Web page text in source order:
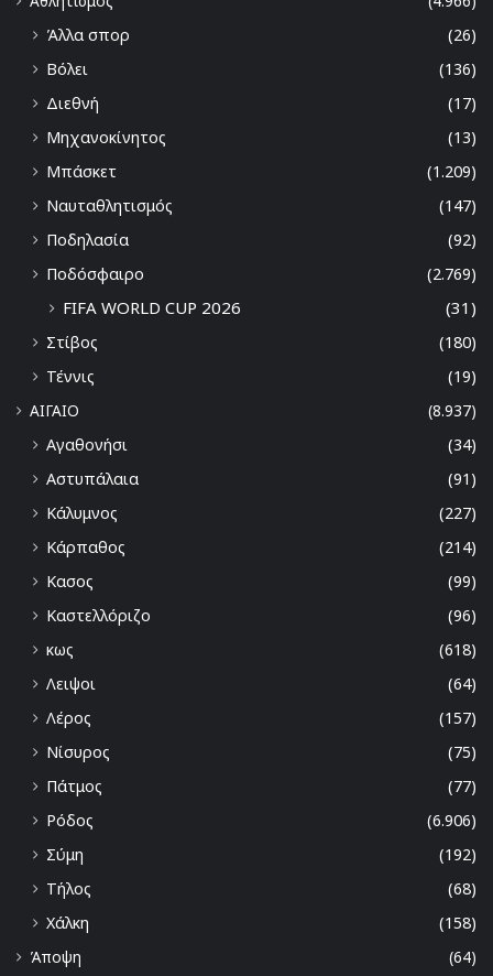
Άλλα σπορ
(26)
Βόλει
(136)
Διεθνή
(17)
Μηχανοκίνητος
(13)
Μπάσκετ
(1.209)
Ναυταθλητισμός
(147)
Ποδηλασία
(92)
Ποδόσφαιρο
(2.769)
FIFA WORLD CUP 2026 (31)
Στίβος
(180)
Τέννις
(19)
ΑΙΓΑΙΟ
(8.937)
Αγαθονήσι
(34)
Αστυπάλαια
(91)
Κάλυμνος
(227)
Κάρπαθος
(214)
Κασος
(99)
Καστελλόριζο
(96)
κως
(618)
Λειψοι
(64)
Λέρος
(157)
Νίσυρος
(75)
Πάτμος
(77)
Ρόδος
(6.906)
Σύμη
(192)
Τήλος
(68)
Χάλκη
(158)
Άποψη
(64)